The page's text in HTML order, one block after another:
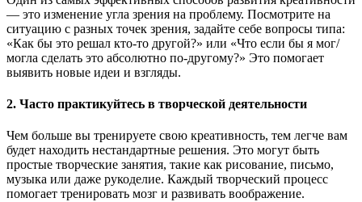
— это изменение угла зрения на проблему. Посмотрите на
ситуацию с разных точек зрения, задайте себе вопросы типа:
«Как бы это решал кто-то другой?» или «Что если бы я мог/
могла сделать это абсолютно по-другому?» Это помогает
выявить новые идеи и взгляды.
2. Часто практикуйтесь в творческой деятельности
Чем больше вы тренируете свою креативность, тем легче вам
будет находить нестандартные решения. Это могут быть
простые творческие занятия, такие как рисование, письмо,
музыка или даже рукоделие. Каждый творческий процесс
помогает тренировать мозг и развивать воображение.